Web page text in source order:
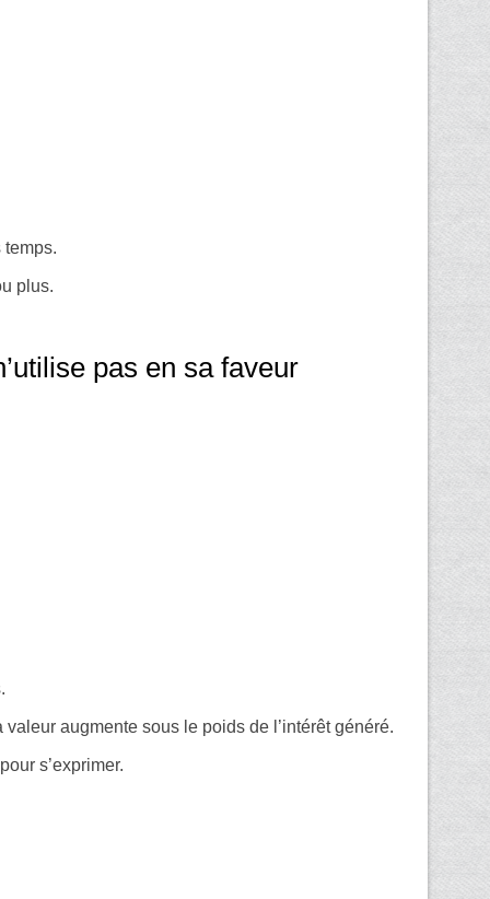
temps.
plus.
pas en sa faveur
augmente sous le poids de l’intérêt généré.
s’exprimer.